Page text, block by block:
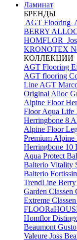
Ламинат
БРЕНДЫ
AGT Flooring
BERRY
HOMFLOR
KRONOTEX
КОЛЛЕКЦИИ
AGT Flooring
AGT flooring
Line AGT
Original Alloc
Alpine Floor
Floor Aqua Life
Herringbone 8
Alpine Floor
Premium Alpine
Herringbone 10
Aqua Protect
Balterio Vitality
Balterio
TrendLine Berry
Garden Classen
Extreme
Homflor
Beaumont Gusto
Valeure Joss